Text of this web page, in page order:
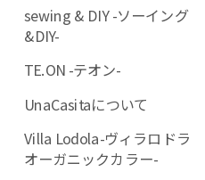
sewing & DIY -ソーイング
&DIY-
TE.ON -テオン-
UnaCasitaについて
Villa Lodola-ヴィラロドラ
オーガニックカラー-